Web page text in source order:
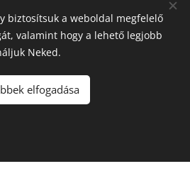
0100/60270/2025/2300092318647
1-43
biztosítsuk a weboldal megfelelő
valamint hogy a lehető legjobb
Neked.
elfogadása